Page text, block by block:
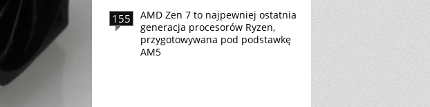
155
AMD Zen 7 to najpewniej ostatnia
generacja procesorów Ryzen,
przygotowywana pod podstawkę
AM5